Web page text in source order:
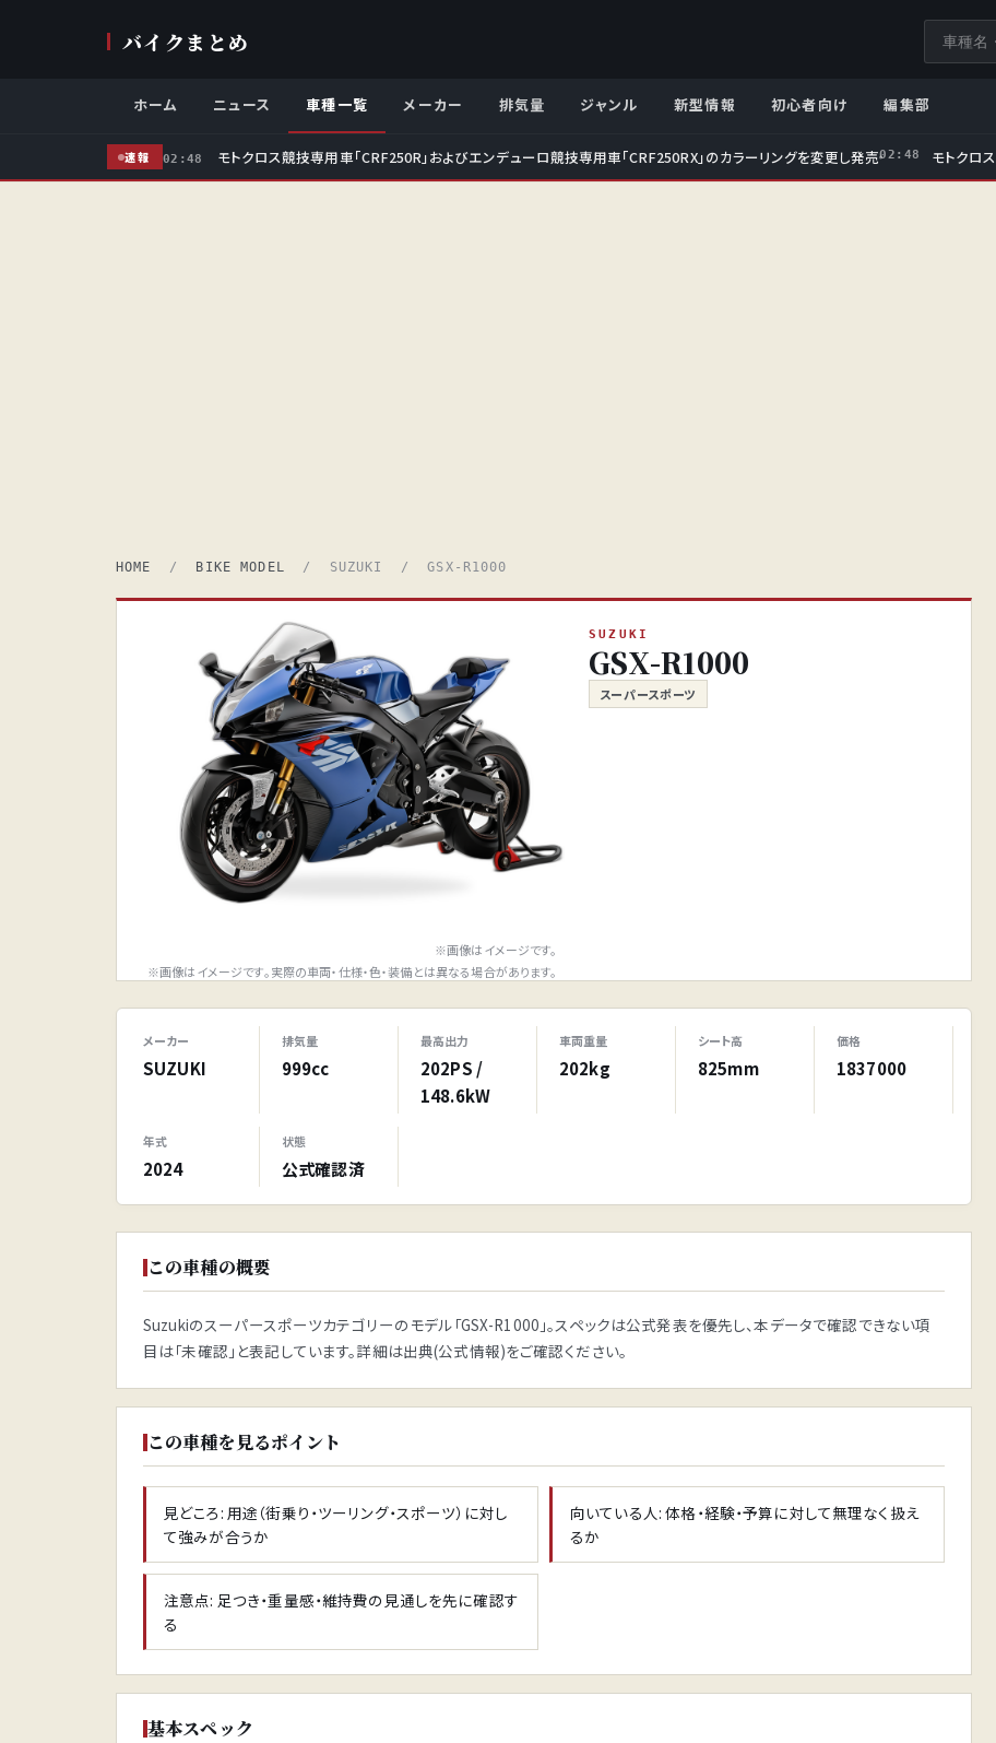
バイクまとめ
イ
内
索
ホーム ニュース 車種一覧 メーカー 排気量 ジャンル 新型情報 初心者向け 編集部
速報 02:48 モトクロス競技専用車「CRF250R」およびエンデューロ競技専用車「CRF250RX」のカラーリングを変更し発売02:48 モトクロ
HOME / BIKE MODEL / SUZUKI / GSX-R1000
※画像はイメージです。
※画像はイメージです。実際の車両・仕様・色・装備とは異なる場合があります。
SUZUKI
GSX-R1000
スーパースポーツ
メーカー
SUZUKI
排気量
999cc
最高出力
202PS /
148.6kW
車両重量
202kg
シート高
825mm
価格
1837000
年式
2024
状態
公式確認済
この車種の概要
Suzukiのスーパースポーツカテゴリーのモデル「GSX-R1000」。スペックは公式発表を優先し、本データで確認できない項
目は「未確認」と表記しています。詳細は出典(公式情報)をご確認ください。
この車種を見るポイント
見どころ: 用途（街乗り・ツーリング・スポーツ）に対し
て強みが合うか
向いている人: 体格・経験・予算に対して無理なく扱え
るか
注意点: 足つき・重量感・維持費の見通しを先に確認す
る
基本スペック